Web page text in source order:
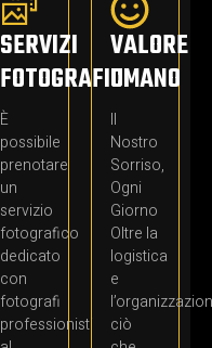
SERVIZI
FOTOGRAFICI
È
possibile
prenotare
un
servizio
fotografico
dedicato
con
fotografi
professionisti
VALORE
UMANO
Il
Nostro
Sorriso,
Ogni
Giorno
Oltre la
logistica
e
ciò